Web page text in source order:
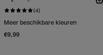
(4)
Meer beschikbare kleuren
€9,99